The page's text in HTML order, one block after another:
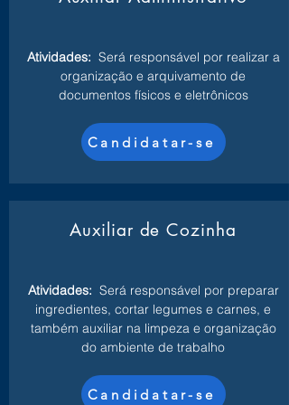
Atividades: Será responsável por realizar a
organização e arquivamento de
documentos físicos e eletrônicos
Candidatar-se
Auxiliar de Cozinha
Atividades: Será responsável por preparar
ingredientes, cortar legumes e carnes, e
também auxiliar na limpeza e organização
do ambiente de trabalho
Candidatar-se